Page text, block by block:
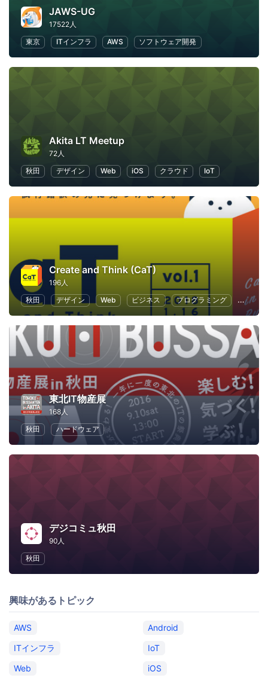
JAWS-UG
17522人
東京
ITインフラ AWS ソフトウェア開発
Akita LT Meetup
72人
秋田
デザイン Web iOS クラウド IoT
Create and Think (CaT)
196人
秋田
デザイン Web ビジネス プログラミング ブラン
東北IT物産展
168人
秋田
ハードウェア
デジコミュ秋田
90人
秋田
興味があるトピック
AWS
Android
ITインフラ
IoT
Web
iOS